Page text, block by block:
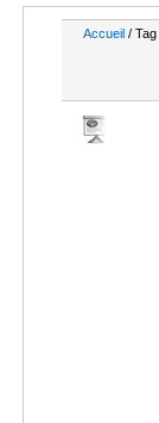
Accueil / Tag